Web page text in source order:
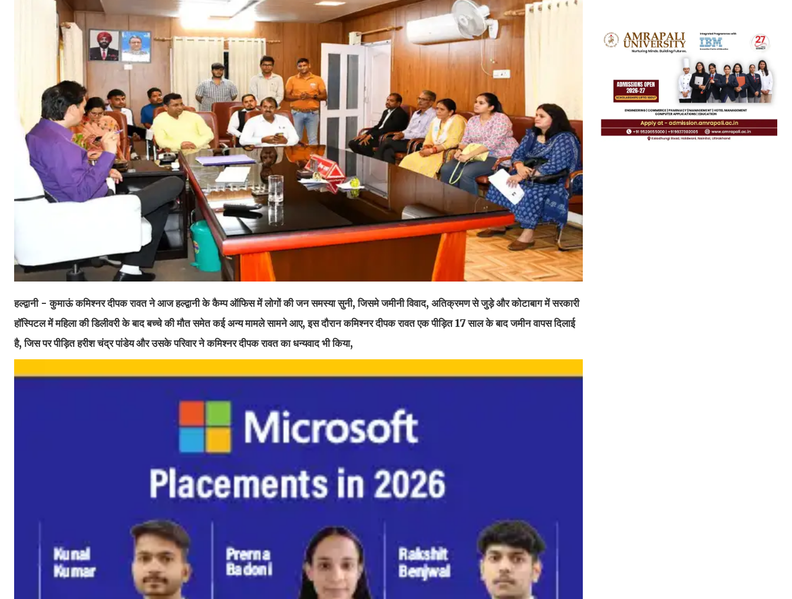
हल्द्वानी - कुमाऊं कमिश्नर दीपक रावत ने आज हल्द्वानी के कैम्प ऑफिस में लोगों की जन समस्या सुनी, जिसमे जमीनी विवाद, अतिक्रमण से जुड़े और कोटाबाग में सरकारी
हॉस्पिटल में महिला की डिलीवरी के बाद बच्चे की मौत समेत कई अन्य मामले सामने आए, इस दौरान कमिश्नर दीपक रावत एक पीड़ित 17 साल के बाद जमीन वापस दिलाई
है, जिस पर पीड़ित हरीश चंद्र पांडेय और उसके परिवार ने कमिश्नर दीपक रावत का धन्यवाद भी किया,